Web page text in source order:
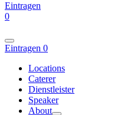
Eintragen
0
Eintragen 0
Locations
Caterer
Dienstleister
Speaker
About